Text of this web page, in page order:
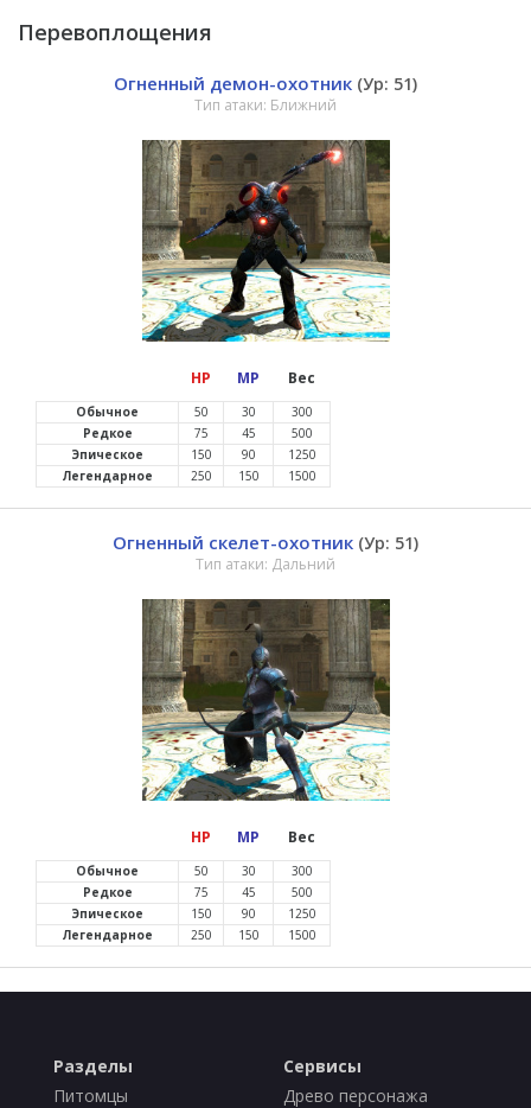
Перевоплощения
Огненный демон-охотник (Ур: 51)
Тип атаки: Ближний
HP MP Вес
Обычное 50 30
300
Редкое
75 45
500
Эпическое
150 90
1250
Легендарное
250 150 1500
Огненный скелет-охотник (Ур: 51)
Тип атаки: Дальний
HP MP Вес
Обычное 50 30
300
Редкое
75 45
500
Эпическое
150 90
1250
Легендарное
250 150 1500
Разделы
Питомцы
Сервисы
Древо персонажа